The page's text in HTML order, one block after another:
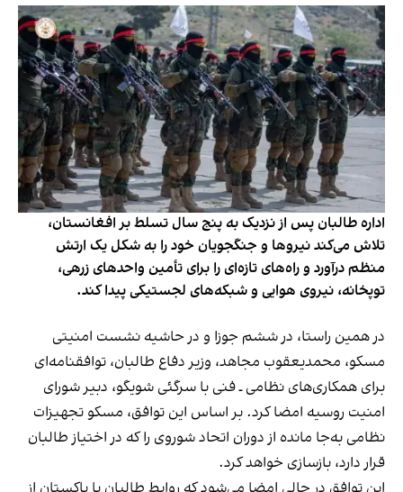
اداره طالبان پس از نزدیک به پنج سال تسلط بر افغانستان،
تلاش می‌کند نیروها و جنگجویان خود را به شکل یک ارتش
منظم درآورد و راه‌های تازه‌ای را برای تأمین واحدهای زرهی،
توپخانه، نیروی هوایی و شبکه‌های لجستیکی پیدا کند.
در همین راستا، در ششم جوزا و در حاشیه نشست امنیتی
مسکو، محمدیعقوب مجاهد، وزیر دفاع طالبان، توافقنامه‌ای
برای همکاری‌های نظامی ـ فنی با سرگئی شویگو، دبیر شورای
امنیت روسیه امضا کرد. بر اساس این توافق، مسکو تجهیزات
نظامی به‌جا مانده از دوران اتحاد شوروی را که در اختیاز طالبان
قرار دارد، بازسازی خواهد کرد.